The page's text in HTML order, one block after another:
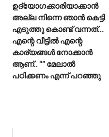
ഉദ്യോഗക്കാരിയാക്കാൻ
അല്ല നിന്നെ ഞാൻ കെട്ടി
എടുത്തു കൊണ്ട് വന്നത്…
എന്റെ വീട്ടിൽ എന്റെ
കാര്യങ്ങൾ നോക്കാൻ
ആണ്.. “” മേലാൽ
പഠിക്കണം എന്ന് പറഞ്ഞു